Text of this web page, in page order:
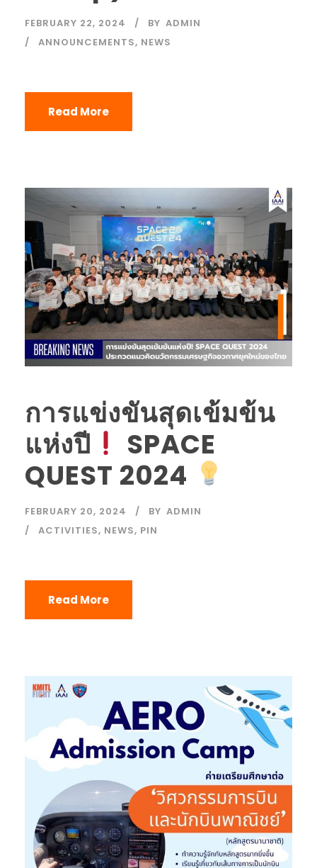
FEBRUARY 22, 2024 BY ADMIN
ANNOUNCEMENTS, NEWS
Read More
การแข่งขันสุดเข้มข้น
แห่งปี
SPACE
QUEST 2024
FEBRUARY 20, 2024 BY ADMIN
ACTIVITIES, NEWS, PIN
Read More